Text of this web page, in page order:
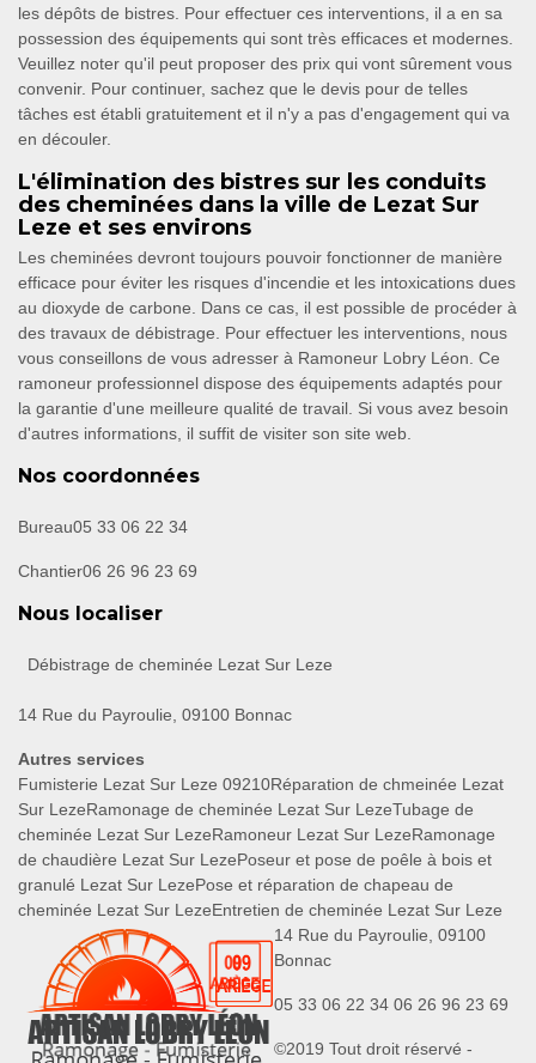
les dépôts de bistres. Pour effectuer ces interventions, il a en sa
possession des équipements qui sont très efficaces et modernes.
Veuillez noter qu'il peut proposer des prix qui vont sûrement vous
convenir. Pour continuer, sachez que le devis pour de telles
tâches est établi gratuitement et il n'y a pas d'engagement qui va
en découler.
L'élimination des bistres sur les conduits
des cheminées dans la ville de Lezat Sur
Leze et ses environs
Les cheminées devront toujours pouvoir fonctionner de manière
efficace pour éviter les risques d'incendie et les intoxications dues
au dioxyde de carbone. Dans ce cas, il est possible de procéder à
des travaux de débistrage. Pour effectuer les interventions, nous
vous conseillons de vous adresser à Ramoneur Lobry Léon. Ce
ramoneur professionnel dispose des équipements adaptés pour
la garantie d'une meilleure qualité de travail. Si vous avez besoin
d'autres informations, il suffit de visiter son site web.
Nos coordonnées
Bureau05 33 06 22 34
Chantier06 26 96 23 69
Nous localiser
Débistrage de cheminée Lezat Sur Leze
14 Rue du Payroulie, 09100 Bonnac
Autres services
Fumisterie Lezat Sur Leze 09210Réparation de chmeinée Lezat
Sur LezeRamonage de cheminée Lezat Sur LezeTubage de
cheminée Lezat Sur LezeRamoneur Lezat Sur LezeRamonage
de chaudière Lezat Sur LezePoseur et pose de poêle à bois et
granulé Lezat Sur LezePose et réparation de chapeau de
cheminée Lezat Sur LezeEntretien de cheminée Lezat Sur Leze
14 Rue du Payroulie, 09100
Bonnac
05 33 06 22 34 06 26 96 23 69
©2019 Tout droit réservé -